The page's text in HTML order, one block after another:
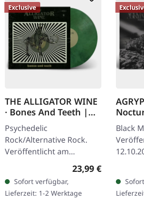
Exclusive
THE ALLIGATOR WINE
· Bones And Teeth |
MARBLED LP
Psychedelic
Rock/Alternative Rock.
Veröffentlicht am
15.09.2023, auf Supreme
Chaos Records. SCR- und
Band-exklusive Auflage!
Transparent…
Regulärer Preis:
23,99 €
Sofort verfügbar,
Lieferzeit: 1-2 Werktage
GREY/
Black
180g
extra